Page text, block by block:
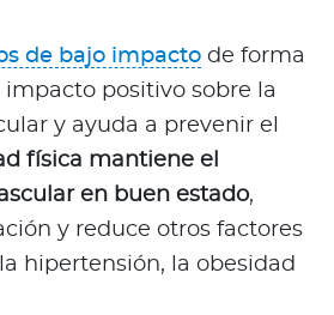
de bajo impacto de forma
positivo sobre la
y ayuda a prevenir el
física mantiene el
en buen estado,
y reduce otros factores
hipertensión, la obesidad